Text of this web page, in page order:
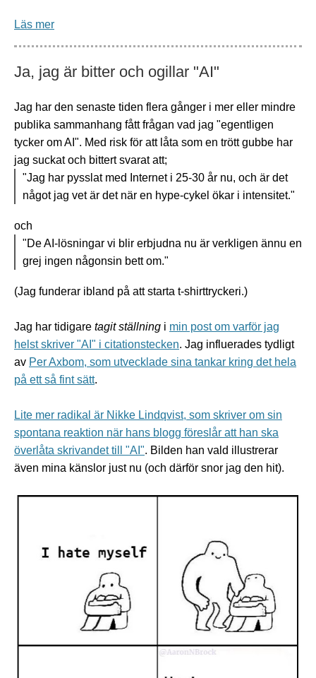
Läs mer
Ja, jag är bitter och ogillar "AI"
Jag har den senaste tiden flera gånger i mer eller mindre
publika sammanhang fått frågan vad jag "egentligen
tycker om AI". Med risk för att låta som en trött gubbe har
jag suckat och bittert svarat att;
"Jag har pysslat med Internet i 25-30 år nu, och är det
något jag vet är det när en hype-cykel ökar i intensitet."
och
"De AI-lösningar vi blir erbjudna nu är verkligen ännu en
grej ingen någonsin bett om."
(Jag funderar ibland på att starta t-shirttryckeri.)
Jag har tidigare tagit ställning i min post om varför jag
helst skriver "AI" i citationstecken. Jag influerades tydligt
av Per Axbom, som utvecklade sina tankar kring det hela
på ett så fint sätt.
Lite mer radikal är Nikke Lindqvist, som skriver om sin
spontana reaktion när hans blogg föreslår att han ska
överlåta skrivandet till "AI". Bilden han vald illustrerar
även mina känslor just nu (och därför snor jag den hit).